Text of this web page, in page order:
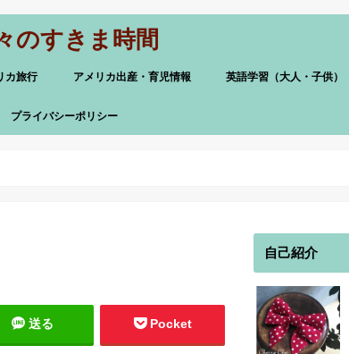
のすきま時間
カ旅行 アメリカ出産・育児情報 英語学習（大人・子供）
プライバシーポリシー
送る Pocket
自己紹介